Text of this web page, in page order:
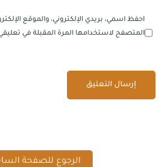
احفظ اسمي، بريدي الإلكتروني، والموقع
المتصفح لاستخدامها المرة المقبلة في
الرجوع للصفحة